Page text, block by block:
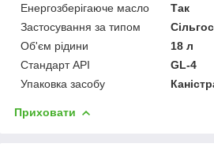
Енергозберігаюче масло
Так
Застосування за типом
Об'єм рідини
18 л
Стандарт API
GL-4
Упаковка засобу
Приховати